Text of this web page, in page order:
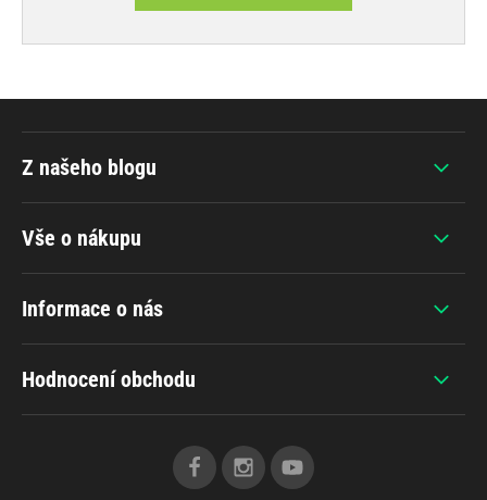
Vše o nákupu
Informace o nás
Hodnocení obchodu
Z našeho blogu